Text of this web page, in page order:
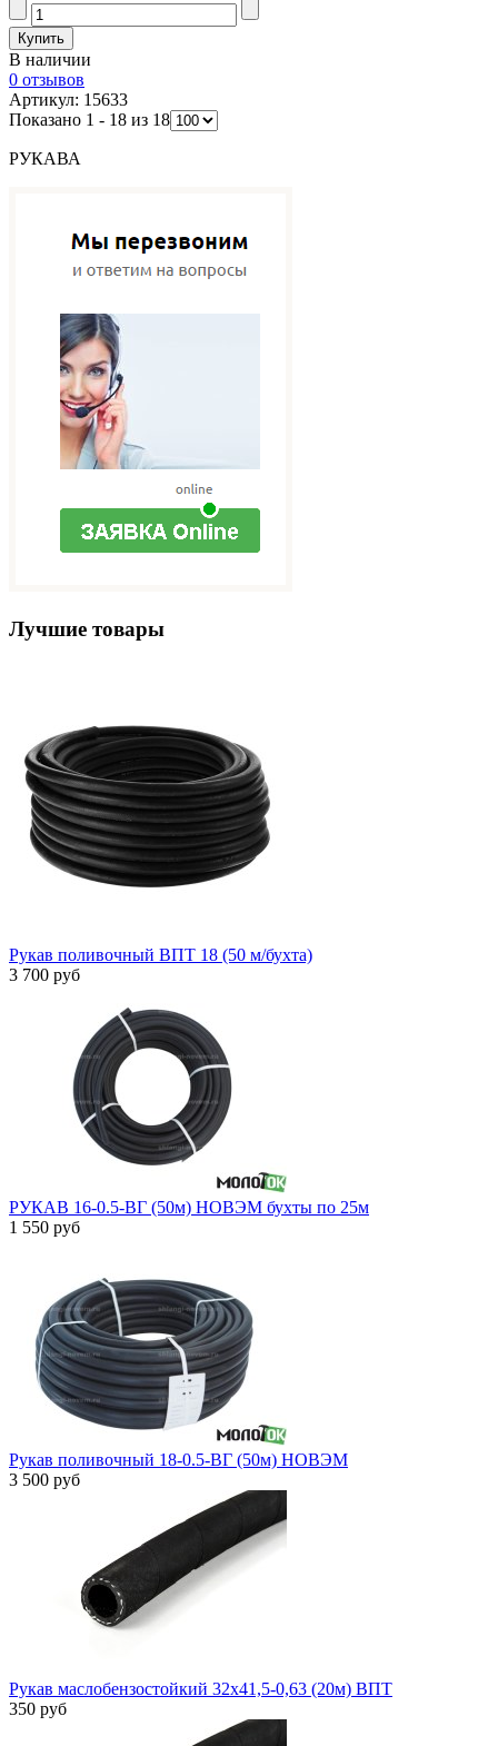
В наличии
0 отзывов
Артикул: 15633
Показано 1 - 18 из 18
РУКАВА
Лучшие товары
Рукав поливочный ВПТ 18 (50 м/бухта)
3 700 руб
РУКАВ 16-0.5-ВГ (50м) НОВЭМ бухты по 25м
1 550 руб
Рукав поливочный 18-0.5-ВГ (50м) НОВЭМ
3 500 руб
Рукав маслобензостойкий 32х41,5-0,63 (20м) ВПТ
350 руб